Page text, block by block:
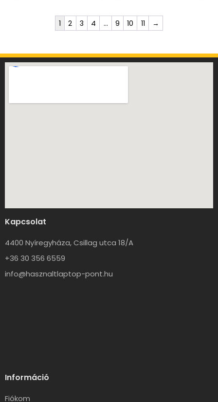
1 2 3 4 … 9 10 11 →
Kapcsolat
4400 Nyíregyháza, Csillag utca 18/A
+36 30 356 6559
info@hasznaltlaptop-pont.hu
Információ
Fiókom